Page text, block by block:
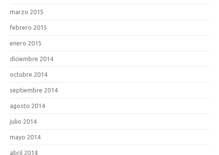
marzo 2015
febrero 2015
enero 2015
diciembre 2014
octubre 2014
septiembre 2014
agosto 2014
julio 2014
mayo 2014
abril 2014